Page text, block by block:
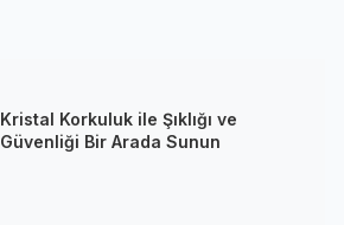
Kristal Korkuluk ile Şıklığı ve
Güvenliği Bir Arada Sunun